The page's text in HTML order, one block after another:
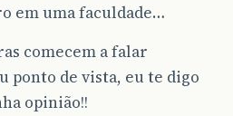
em uma faculdade…
comecem a falar
ponto de vista, eu te digo
opinião!!